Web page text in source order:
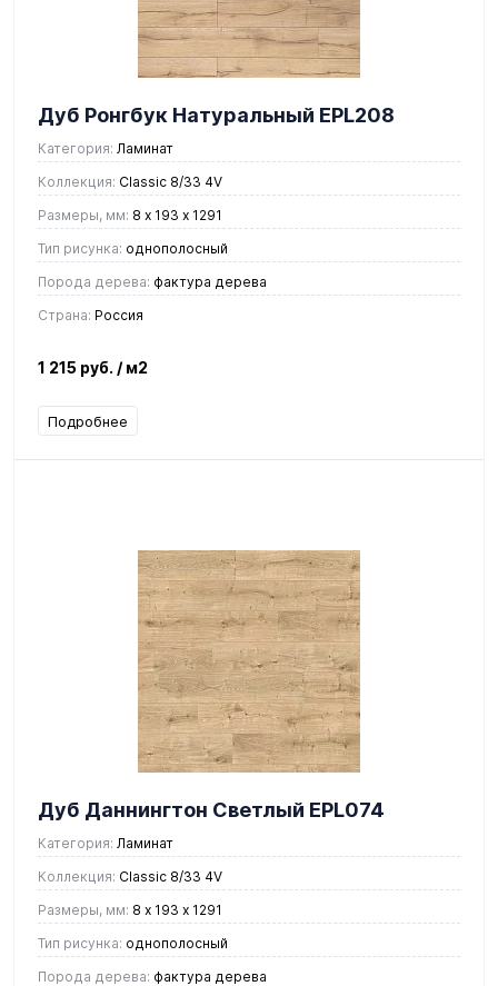
Дуб Ронгбук Натуральный EPL208
Категория: Ламинат
Коллекция: Classic 8/33 4V
Размеры, мм: 8 х 193 х 1291
Тип рисунка: однополосный
Порода дерева: фактура дерева
Страна: Россия
1 215 руб. / м2
Подробнее
Дуб Даннингтон Светлый EPL074
Категория: Ламинат
Коллекция: Classic 8/33 4V
Размеры, мм: 8 х 193 х 1291
Тип рисунка: однополосный
Порода дерева: фактура дерева